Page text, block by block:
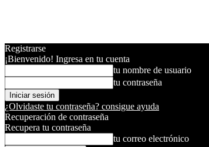
Registrarse
¡Bienvenido! Ingresa en tu cuenta
tu nombre de usuario
tu contraseña
¿Olvidaste tu contraseña? consigue ayuda
Recuperación de contraseña
Recupera tu contraseña
tu correo electrónico